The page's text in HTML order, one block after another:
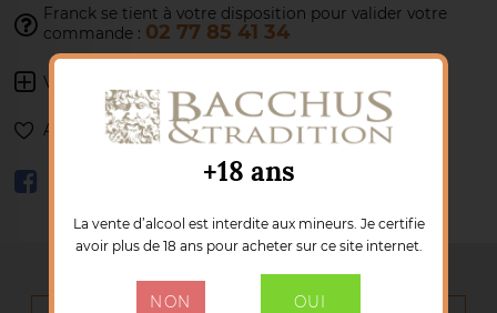
Franck se tient à votre disposition pour valider votre
commande : 02 77 85 41 34
Voir les autres produits :
Ajouter à ma liste de souhaits
+18 ans
La vente d’alcool est interdite aux mineurs. Je certifie
avoir plus de 18 ans pour acheter sur ce site internet.
NON OUI